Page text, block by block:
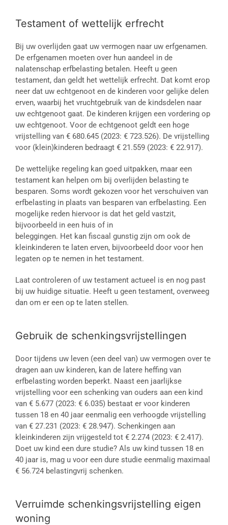
Testament of wettelijk erfrecht
Bij uw overlijden gaat uw vermogen naar uw erfgenamen.
De erfgenamen moeten over hun aandeel in de
nalatenschap erfbelasting betalen. Heeft u geen
testament, dan geldt het wettelijk erfrecht. Dat komt erop
neer dat uw echtgenoot en de kinderen voor gelijke delen
erven, waarbij het vruchtgebruik van de kindsdelen naar
uw echtgenoot gaat. De kinderen krijgen een vordering op
uw echtgenoot. Voor de echtgenoot geldt een hoge
vrijstelling van € 680.645 (2023: € 723.526). De vrijstelling
voor (klein)kinderen bedraagt € 21.559 (2023: € 22.917).
De wettelijke regeling kan goed uitpakken, maar een
testament kan helpen om bij overlijden belasting te
besparen. Soms wordt gekozen voor het verschuiven van
erfbelasting in plaats van besparen van erfbelasting. Een
mogelijke reden hiervoor is dat het geld vastzit,
bijvoorbeeld in een huis of in
beleggingen. Het kan fiscaal gunstig zijn om ook de
kleinkinderen te laten erven, bijvoorbeeld door voor hen
legaten op te nemen in het testament.
Laat controleren of uw testament actueel is en nog past
bij uw huidige situatie. Heeft u geen testament, overweeg
dan om er een op te laten stellen.
Gebruik de schenkingsvrijstellingen
Door tijdens uw leven (een deel van) uw vermogen over te
dragen aan uw kinderen, kan de latere heffing van
erfbelasting worden beperkt. Naast een jaarlijkse
vrijstelling voor een schenking van ouders aan een kind
van € 5.677 (2023: € 6.035) bestaat er voor kinderen
tussen 18 en 40 jaar eenmalig een verhoogde vrijstelling
van € 27.231 (2023: € 28.947). Schenkingen aan
kleinkinderen zijn vrijgesteld tot € 2.274 (2023: € 2.417).
Doet uw kind een dure studie? Als uw kind tussen 18 en
40 jaar is, mag u voor een dure studie eenmalig maximaal
€ 56.724 belastingvrij schenken.
Verruimde schenkingsvrijstelling eigen
woning